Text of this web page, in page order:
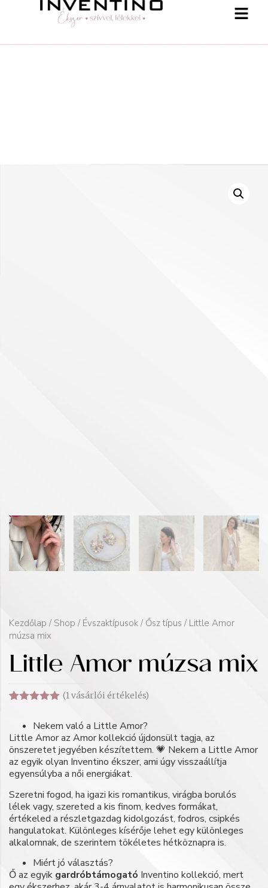
Kezdőlap / Shop / Évszaktípusok / Ősz típus / Little Amor
múzsa mix
Little Amor múzsa mix
ből,
értékelés
alapján
(1vásárlói értékelés)
Nekem való a Little Amor?
Little Amor az Amor kollekció újdonsült tagja, az
önszeretet jegyében készítettem. 💗 Nekem a Little Amor
az egyik olyan Inventino ékszer, ami úgy visszaállítja
egyensúlyba a női energiákat.
Szeretni fogod, ha igazi kis romantikus, virágba borulós
lélek vagy, szereted a kis finom, kedves formákat,
értékeled a részletgazdag kidolgozást, fodros, csipkés
hangulatokat. Különleges kísérője lehet egy különleges
alkalomnak, de szerintem tökéletes hétköznapra is.
Miért jó választás?
Ő az egyik gardróbtámogató Inventino kollekció, mert